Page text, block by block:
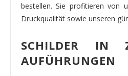
bestellen. Sie profitieren von
Druckqualität sowie unseren
SCHILDER IN
AUFÜHRUNGEN